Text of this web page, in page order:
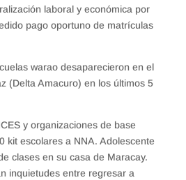
laboral y económica por
pago oportuno de matrículas
warao desaparecieron en el
(Delta Amacuro) en los últimos 5
y organizaciones de base
kit escolares a NNA. Adolescente
clases en su casa de Maracay.
inquietudes entre regresar a